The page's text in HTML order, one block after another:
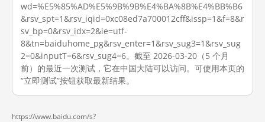
wd=%E5%85%AD%E5%9B%9B%E4%BA%8B%E4%BB%B6
&rsv_spt=1&rsv_iqid=0xc08ed7a700012cff&issp=1&f=8&r
sv_bp=0&rsv_idx=2&ie=utf-
8&tn=baiduhome_pg&rsv_enter=1&rsv_sug3=1&rsv_sug
2=0&inputT=6&rsv_sug4=6。截至 2026-03-20（5 个月
前）的最近一次测试，它在中国大陆可以访问。可使用本页的
“立即测试”按钮获取最新结果。
https://www.baidu.com/s?